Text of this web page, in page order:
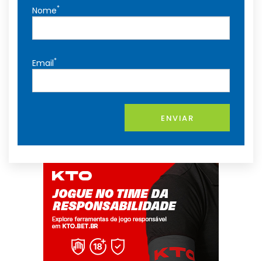
Nome*
Email*
ENVIAR